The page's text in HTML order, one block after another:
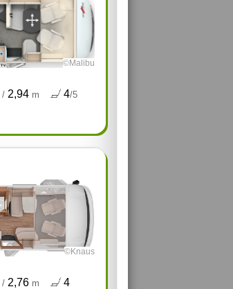
©Malibu
/2,94 m 4/5
©Knaus
/2,76 m
4